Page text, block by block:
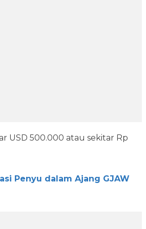
USD 500.000 atau sekitar Rp
Penyu dalam Ajang GJAW